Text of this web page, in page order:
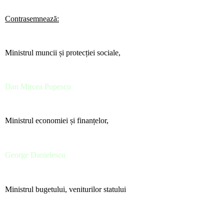
Contrasemnează:
Ministrul muncii și protecției sociale,
Dan Mircea Popescu
Ministrul economiei și finanțelor,
George Danielescu
Ministrul bugetului, veniturilor statului